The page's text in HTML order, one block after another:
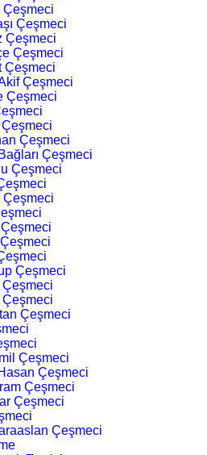
Çeşmeci
Çeşmeci
Çeşmeci
Çeşmeci
Çeşmeci
Çeşmeci
Çeşmeci
Çeşmeci
Çeşmeci
Çeşmeci
Çeşmeci
Çeşmeci
Çeşmeci
Çeşmeci
Çeşmeci
Çeşmeci
Çeşmeci
Çeşmeci